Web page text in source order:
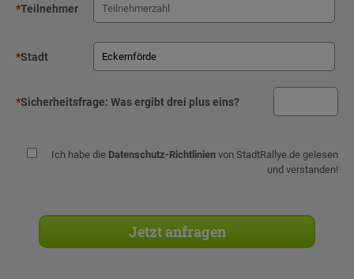
*Teilnehmer
*Stadt
*Sicherheitsfrage: Was ergibt drei plus eins?
Ich habe die Datenschutz-Richtlinien von StadtRallye.de gelesen
und verstanden!